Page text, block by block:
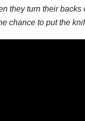
they turn their backs
chance to put the